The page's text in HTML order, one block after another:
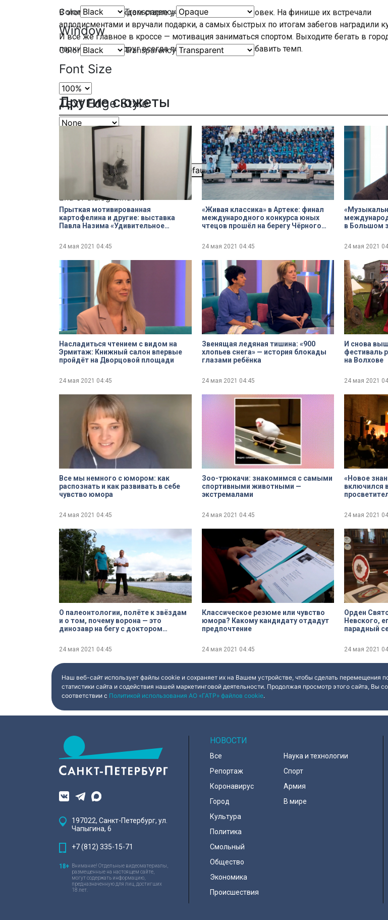
Color Transparency
Window
Color Transparency
Font Size
Text Edge Style
Font Family
restore all settings to the default values Done
Close Modal Dialog
End of dialog window.
В этом году в каждом старте участвовали по 15 человек. На финише их встречали
аплодисментами и вручали подарки, а самых быстрых по итогам забегов наградили
И все же главное в кроссе — мотивация заниматься спортом. Выходите бегать в
парки, а верный друг всегда поддержит и не даст сбавить темп.
Другие сюжеты
Прыткая мотивированная
картофелина и другие: выставка
Павла Назима «Удивительное
24 мая 2021 04:45
«Живая классика» в Артеке: финал
международного конкурса юных
чтецов прошёл на берегу Чёрного
24 мая 2021 04:45
в Большом
24 мая 2021
Насладиться чтением с видом на
Эрмитаж: Книжный салон впервые
пройдёт на Дворцовой площади
24 мая 2021 04:45
Звенящая ледяная тишина: «900
хлопьев снега» — история блокады
глазами ребёнка
24 мая 2021 04:45
И снова
фестиваль
на Волхове
24 мая 2021
Все мы немного с юмором: как
распознать и как развивать в себе
чувство юмора
24 мая 2021 04:45
Зоо-трюкачи: знакомимся с самыми
спортивными животными —
экстремалами
24 мая 2021 04:45
«Новое
включился
24 мая 2021
О палеонтологии, полёте к звёздам
и о том, почему ворона — это
динозавр на бегу с доктором
24 мая 2021 04:45
Классическое резюме или чувство
юмора? Какому кандидату отдадут
предпочтение
24 мая 2021 04:45
Орден
Невского,
парадный
24 мая 2021
Наш веб-сайт использует файлы cookie и сохраняет их на Вашем устройстве, чтобы сделать перемещения
статистики сайта и содействия нашей маркетинговой деятельности. Продолжая просмотр этого сайта, Вы
соответствии с Политикой использования АО «ГАТР» файлов cookie.
197022, Санкт-Петербург, ул.
Чапыгина, 6
+7 (812) 335-15-71
Внимание! Отдельные видеоматериалы,
размещенные на настоящем сайте,
могут содержать информацию,
предназначенную для лиц, достигших
18 лет.
НОВОСТИ
Все
Репортаж
Коронавирус
Город
Культура
Политика
Смольный
Общество
Экономика
Происшествия
Наука и технологии
Спорт
Армия
В мире